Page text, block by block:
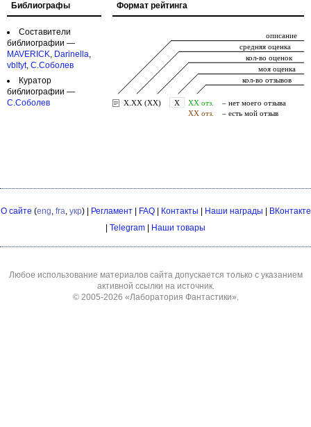
Формат рейтинга
Библиографы
Составители
библиографии —
MAVERICK, Darinella,
vbltyt, С.Соболев
Куратор
библиографии —
С.Соболев
О сайте (eng, fra, укр) | Регламент| FAQ| Контакты Наши награды
ВКонтакте
Telegram Наши товары
Любое использование материалов сайта допускается только с указанием
активной ссылки на источник.
© 2005-2026 «Лаборатория Фантастики».